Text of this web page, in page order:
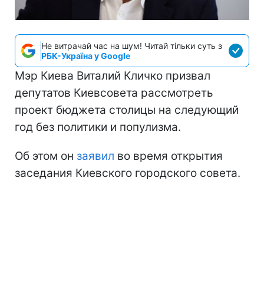
Не витрачай час на шум! Читай тільки суть з
РБК-Україна у Google
Мэр Киева Виталий Кличко призвал
депутатов Киевсовета рассмотреть
проект бюджета столицы на следующий
год без политики и популизма.
Об этом он заявил во время открытия
заседания Киевского городского совета.